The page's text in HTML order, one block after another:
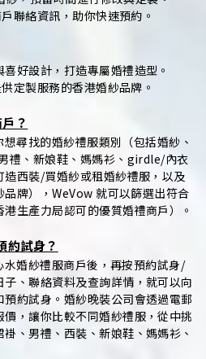
聯絡資訊，助你快速預約。
好設計，打造專屬婚禮造型。
定製服務的香港婚紗品牌。
？
尋找的婚紗禮服類別（包括婚紗、
禮、新娘鞋、媽媽衫、girdle/內衣
西裝/買婚紗或租婚紗禮服，以及
牌），WeVow 就可以篩選出符合
生產力局認可的優質婚禮商戶）。
約試身？
婚紗禮服商戶後，再按預約試身/
、聯絡資料及查詢詳情，就可以向
約試身。婚紗晚裝公司會透過電郵
，讓你比較不同婚紗禮服，從中挑
、男禮、西裝、新娘鞋、媽媽衫、